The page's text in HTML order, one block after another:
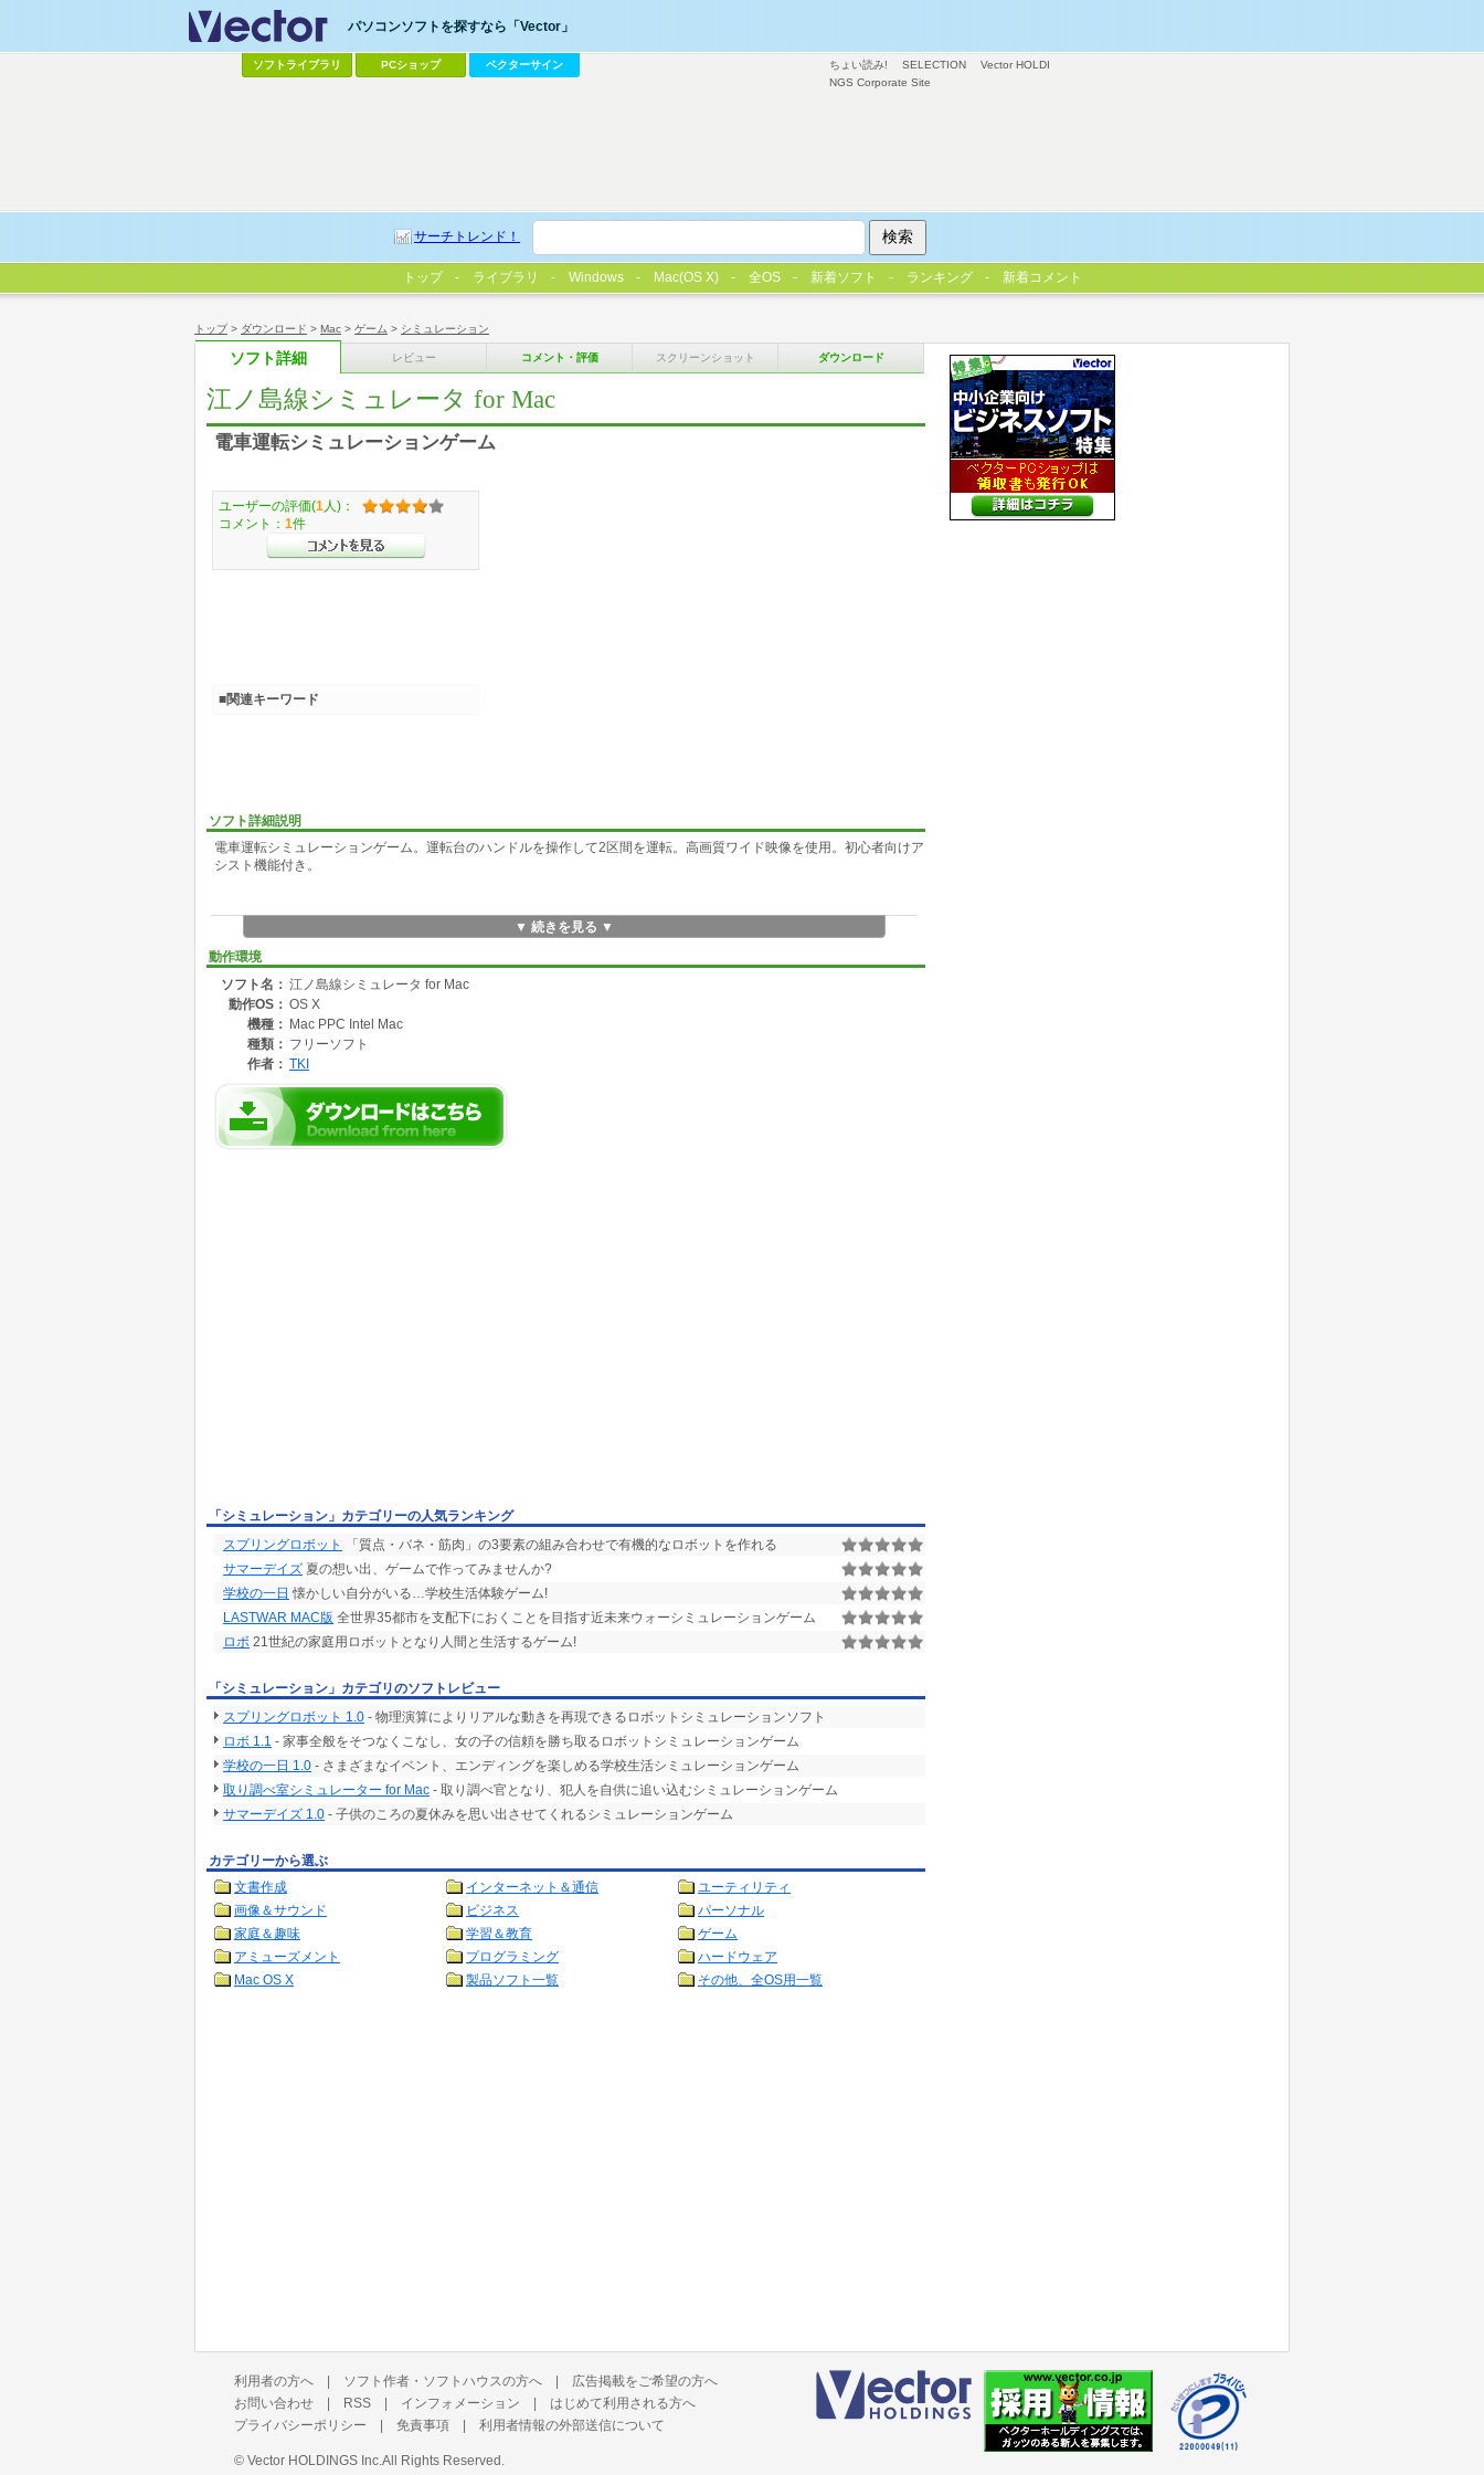
トップ> ダウンロード > Mac > ゲーム > シミュレーション
ソフト詳細 レビュー コメント・評価 スクリーンショット ダウンロード
江ノ島線シミュレータ for Mac
電車運転シミュレーションゲーム
ソフト詳細説明
電車運転シミュレーションゲーム。運転台のハンドルを操作して2区間を運転。高画質ワイド映像を使用。初心者向けア
シスト機能付き。
▼ 続きを見る ▼
動作環境
ソフト名： 江ノ島線シミュレータ for Mac
動作OS： OS X
機種： Mac PPC Intel Mac
種類： フリーソフト
作者： TKI
ユーザーの評価(1 人)：
コメント： 1件
■関連キーワード
「シミュレーション」カテゴリーの人気ランキング
スプリングロボット
「質点・バネ・筋肉」の3要素の組み合わせで有機的なロボットを作れる
サマーデイズ 夏の想い出、ゲームで作ってみませんか?
学校の一日 懐かしい自分がいる…学校生活体験ゲーム!
LASTWAR MAC版 全世界35都市を支配下におくことを目指す近未来ウォーシミュレーションゲーム
ロボ 21世紀の家庭用ロボットとなり人間と生活するゲーム!
「シミュレーション」カテゴリのソフトレビュー
スプリングロボット 1.0 - 物理演算によりリアルな動きを再現できるロボットシミュレーションソフト
ロボ 1.1 - 家事全般をそつなくこなし、女の子の信頼を勝ち取るロボットシミュレーションゲーム
学校の一日 1.0 - さまざまなイベント、エンディングを楽しめる学校生活シミュレーションゲーム
取り調べ室シミュレーター for Mac - 取り調べ官となり、犯人を自供に追い込むシミュレーションゲーム
サマーデイズ 1.0 - 子供のころの夏休みを思い出させてくれるシミュレーションゲーム
カテゴリーから選ぶ
文書作成
インターネット＆通信
ユーティリティ
画像＆サウンド
ビジネス
パーソナル
家庭＆趣味
学習＆教育
ゲーム
アミューズメント
プログラミング
ハードウェア
Mac OS X
製品ソフト一覧 その他、全OS用一覧
ちょい読み! SELECTION
Vector HOLDI
NGS Corporate Site
パソコンソフトを探すなら「Vector」
ソフトライブラリ PCショップ ベクターサイン
サーチトレンド！
トップ ライブラリ Windows Mac(OS X) 全OS 新着ソフト ランキング 新着コメント
利用者の方へ | ソフト作者・ソフトハウスの方へ | 広告掲載をご希望の方へ
お問い合わせ | RSS | インフォメーション | はじめて利用される方へ
プライバシーポリシー | 免責事項 | 利用者情報の外部送信について
© Vector HOLDINGS Inc. All Rights Reserved.